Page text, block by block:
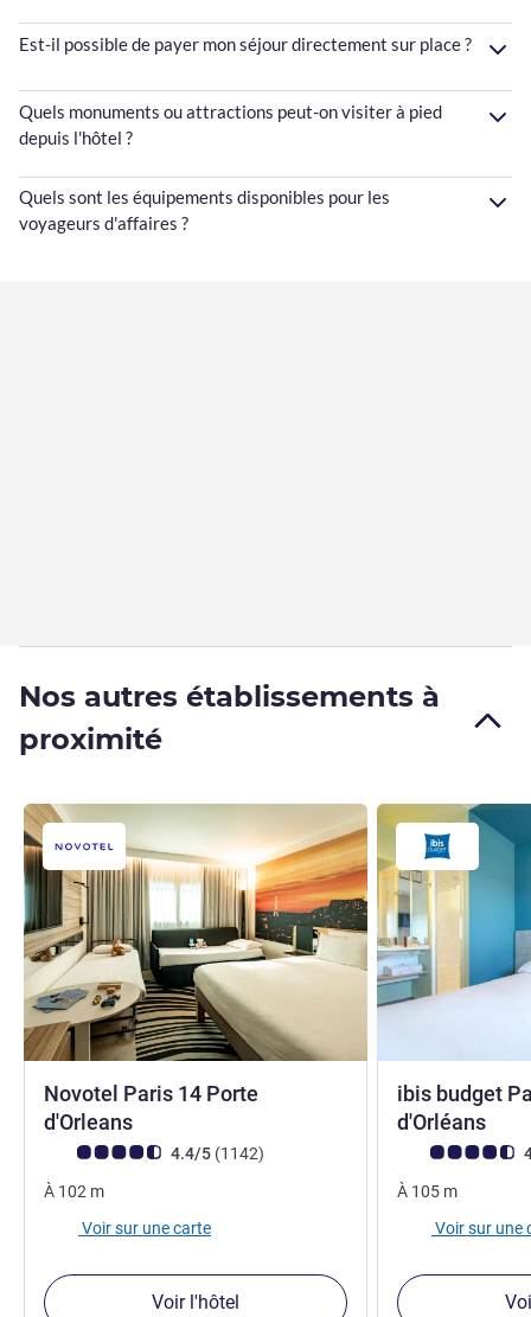
Est-il possible de payer mon séjour directement sur place ?
Quels monuments ou attractions peut-on visiter à pied
depuis l'hôtel ?
Quels sont les équipements disponibles pour les
voyageurs d'affaires ?
Nos autres établissements à
proximité
Novotel Paris 14 Porte
d'Orleans
Note Avis clients (Note ALL)
4.4/5 (1142avis
)
À 102 m
Voir sur une carte
Voir l'hôtel
ibis budget
d'Orléans
Note Avis clients
À 105 m
Voir sur une